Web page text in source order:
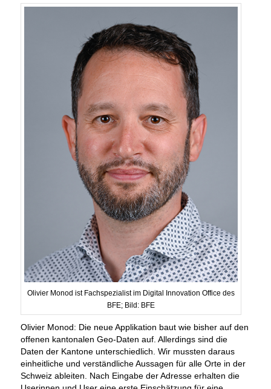
Olivier Monod ist Fachspezialist im Digital Innovation Office des
BFE; Bild: BFE
Olivier Monod: Die neue Applikation baut wie bisher auf den
offenen kantonalen Geo-Daten auf. Allerdings sind die
Daten der Kantone unterschiedlich. Wir mussten daraus
einheitliche und verständliche Aussagen für alle Orte in der
Schweiz ableiten. Nach Eingabe der Adresse erhalten die